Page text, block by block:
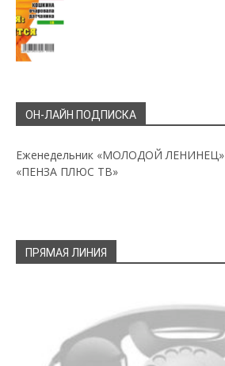
ОН-ЛАЙН ПОДПИСКА
Еженедельник «МОЛОДОЙ ЛЕНИНЕЦ»
«ПЕНЗА ПЛЮС ТВ»
ПРЯМАЯ ЛИНИЯ